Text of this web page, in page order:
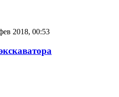
2018, 00:53